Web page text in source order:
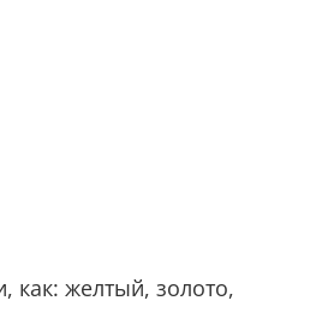
как: желтый, золото,